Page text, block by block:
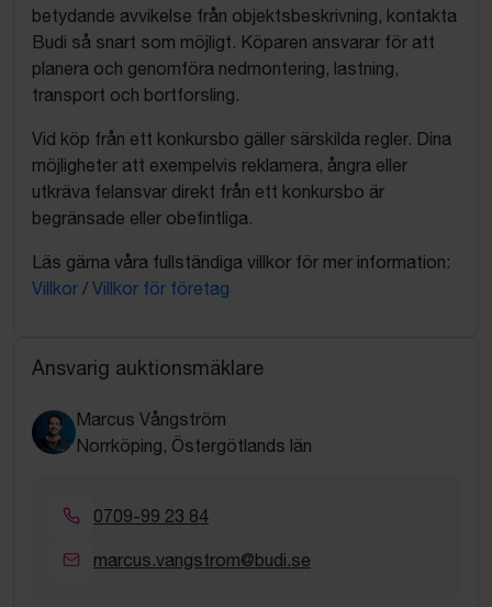
betydande avvikelse från objektsbeskrivning, kontakta
Budi så snart som möjligt. Köparen ansvarar för att
planera och genomföra nedmontering, lastning,
transport och bortforsling.
Vid köp från ett konkursbo gäller särskilda regler. Dina
möjligheter att exempelvis reklamera, ångra eller
utkräva felansvar direkt från ett konkursbo är
begränsade eller obefintliga.
Läs gärna våra fullständiga villkor för mer information:
Villkor / Villkor för företag
Ansvarig auktionsmäklare
Marcus Vångström
Norrköping, Östergötlands län
0709-99 23 84
marcus.vangstrom@budi.se